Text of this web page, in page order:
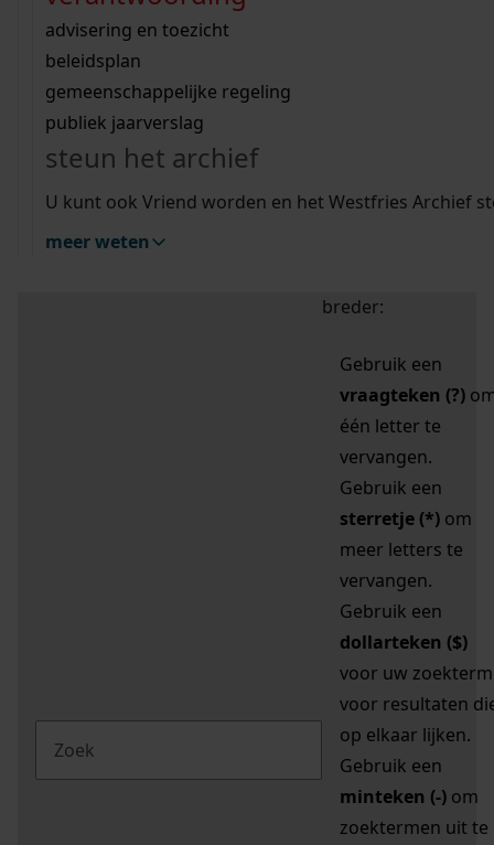
bouwvergunningen
omgevingsvergunningen
vergunningen
beeld en geluid
uitleg nodig?
Wij helpen u op weg met een aantal zoektips.
bekijk alle zoektips
Wij helpen u op weg met een aantal zoektips.
bekijk alle zoektips
bekijk ons geschiedenislokaal
advisering en toezicht
beleidsplan
gemeenschappelijke regeling
publiek jaarverslag
steun het archief
U kunt ook Vriend worden en het Westfries Archief
meer weten
zoektips
Mijn Studiezaal (inloggen)
uw zoekopdracht te
breder:
Gebruik een
vraagteken (?)
één letter te
vervangen.
Gebruik een
sterretje (*) om
meer letters te
vervangen.
Gebruik een
dollarteken ($)
voor uw zoekterm
voor resultaten
op elkaar lijken.
Gebruik een
minteken (-) om
zoektermen uit te